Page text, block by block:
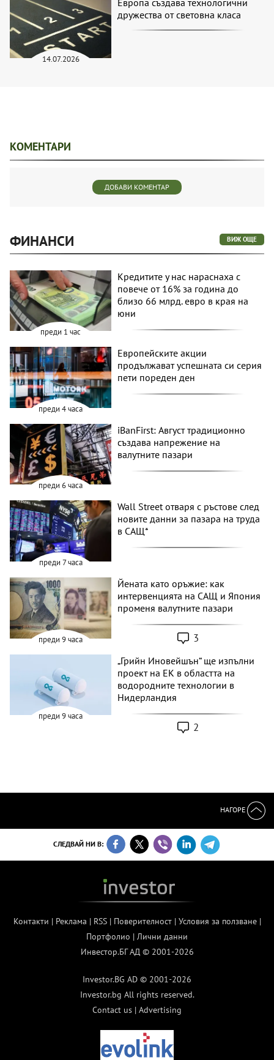
14.07.2026
дружества от световна класа
КОМЕНТАРИ
ДОБАВИ КОМЕНТАР
ФИНАНСИ ВИЖ ОЩЕ
преди 1 час
Кредитите у нас нараснаха с
повече от 16% за година до
близо 66 млрд. евро в края на
юни
преди 4 часа
Европейските акции
продължават успешната си серия
пети пореден ден
преди 6 часа
iBanFirst: Август традиционно
създава напрежение на
валутните пазари
преди 7 часа
Wall Street отваря с ръстове след
новите данни за пазара на труда
в САЩ*
преди 9 часа
Йената като оръжие: как
интервенцията на САЩ и Япония
променя валутните пазари
3
преди 9 часа
„Грийн Иновейшън“ ще изпълни
проект на ЕК в областта на
водородните технологии в
Нидерландия
2
НАГОРЕ
СЛЕДВАЙ НИ В:
Контакти | Реклама | RSS| Поверителност| Условия за ползване|
Портфолио | Лични данни
Инвестор.БГ АД © 2001-2026
Investor.BG AD © 2001-2026
Investor.bg All rights reserved.
Contact us | Advertising